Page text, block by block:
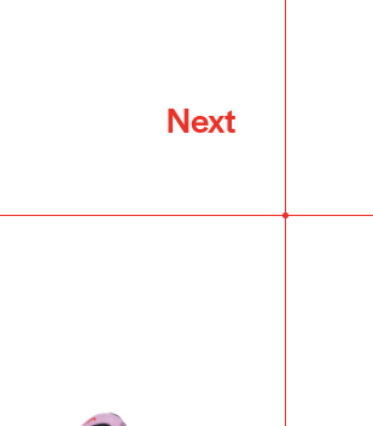
Next